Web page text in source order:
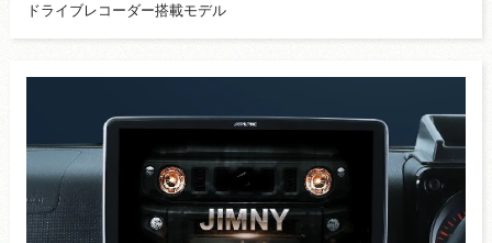
ドライブレコーダー搭載モデル